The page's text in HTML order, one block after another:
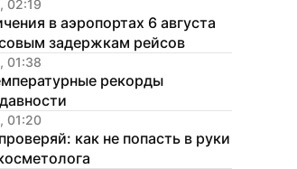
02:19
в аэропортах 6 августа
задержкам рейсов
01:38
рекорды
01:20
как не попасть в руки